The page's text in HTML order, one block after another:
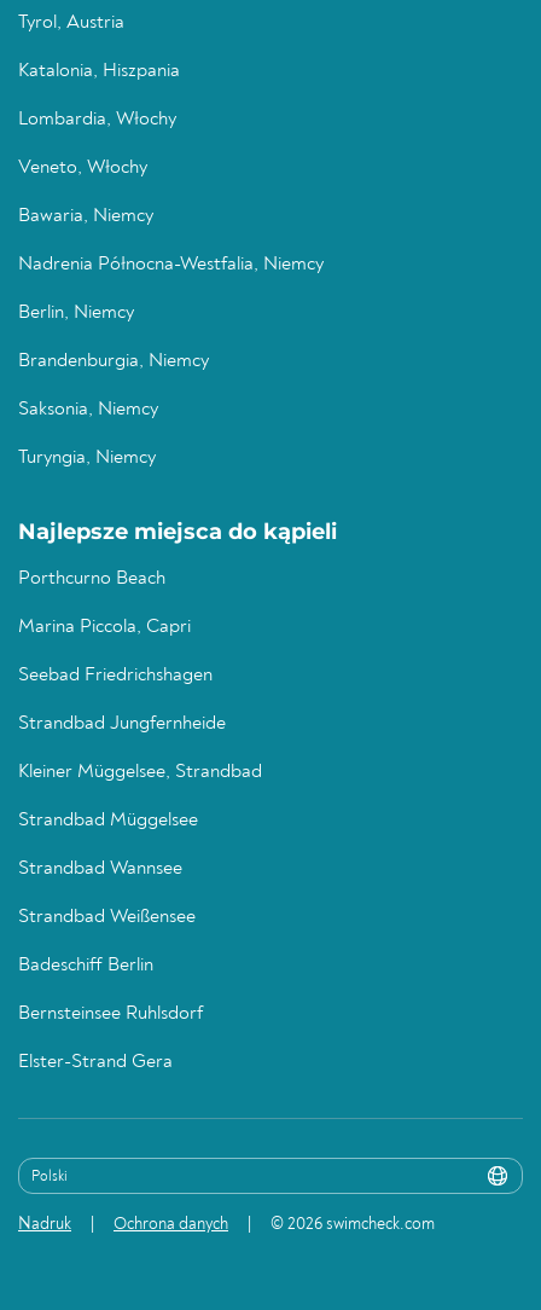
Tyrol, Austria
Katalonia, Hiszpania
Lombardia, Włochy
Veneto, Włochy
Bawaria, Niemcy
Nadrenia Północna-Westfalia, Niemcy
Berlin, Niemcy
Brandenburgia, Niemcy
Saksonia, Niemcy
Turyngia, Niemcy
Najlepsze miejsca do kąpieli
Porthcurno Beach
Marina Piccola, Capri
Seebad Friedrichshagen
Strandbad Jungfernheide
Kleiner Müggelsee, Strandbad
Strandbad Müggelsee
Strandbad Wannsee
Strandbad Weißensee
Badeschiff Berlin
Bernsteinsee Ruhlsdorf
Elster-Strand Gera
Nadruk Ochrona danych © 2026 swimcheck.com